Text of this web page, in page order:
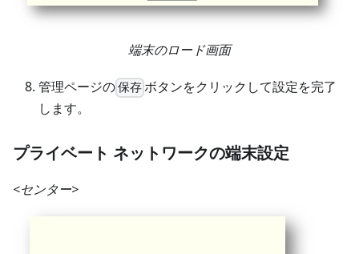
端末のロード画面
管理ページの保存ボタンをクリックして設定を完了
します。
プライベート ネットワークの端末設定
<センター>